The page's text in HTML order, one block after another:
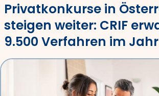
Privatkonkurse in
steigen weiter: CRIF
9.500 Verfahren im